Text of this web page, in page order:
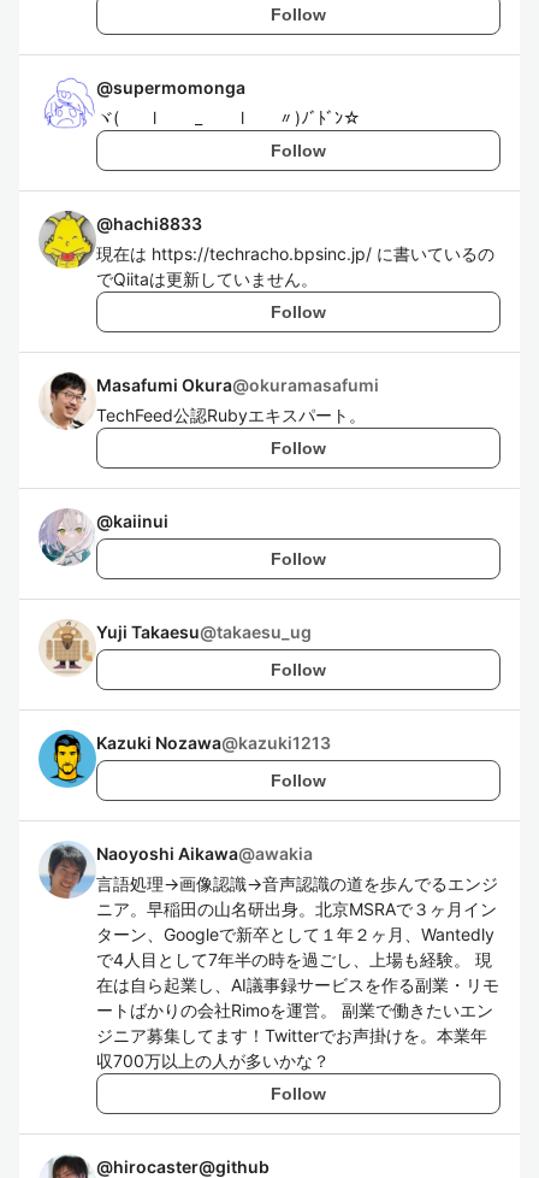
Follow
@supermomonga
ヾ( l _ l 〃)ﾉﾞﾄﾞﾝ☆
Follow
@hachi8833
現在は https://techracho.bpsinc.jp/ に書いているの
でQiitaは更新していません。
Follow
Masafumi Okura@okuramasafumi
TechFeed公認Rubyエキスパート。
Follow
@kaiinui
Follow
Yuji Takaesu@takaesu_ug
Follow
Kazuki Nozawa@kazuki1213
Follow
Naoyoshi Aikawa@awakia
言語処理→画像認識→音声認識の道を歩んでるエンジ
ニア。早稲田の山名研出身。北京MSRAで３ヶ月イン
ターン、Googleで新卒として１年２ヶ月、Wantedly
で4人目として7年半の時を過ごし、上場も経験。 現
在は自ら起業し、AI議事録サービスを作る副業・リモ
ートばかりの会社Rimoを運営。 副業で働きたいエン
ジニア募集してます！Twitterでお声掛けを。本業年
収700万以上の人が多いかな？
Follow
@hirocaster@github